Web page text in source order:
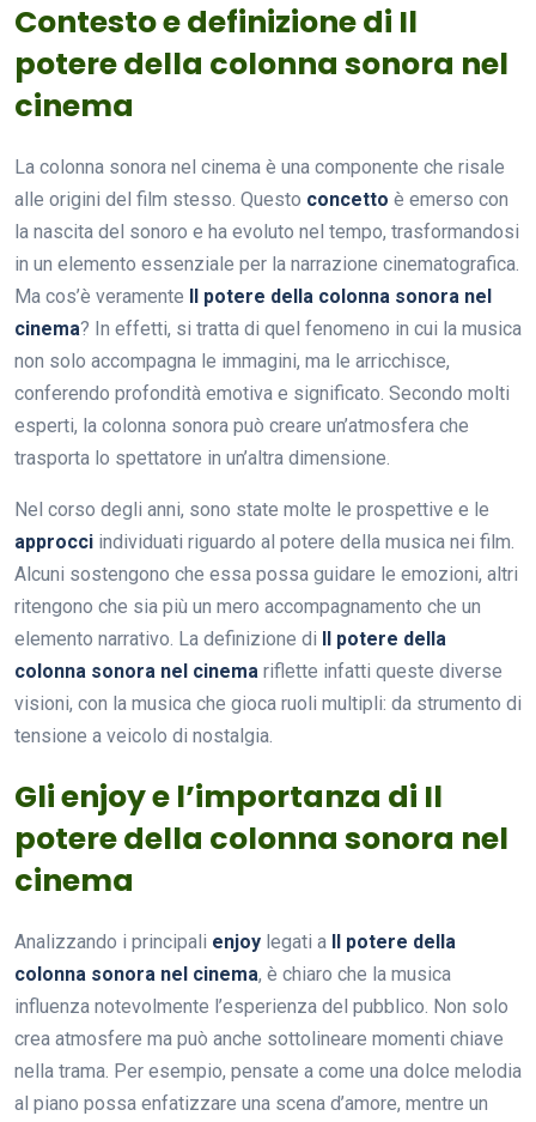
Contesto e definizione di Il
potere della colonna sonora nel
cinema
La colonna sonora nel cinema è una componente che risale
alle origini del film stesso. Questo concetto è emerso con
la nascita del sonoro e ha evoluto nel tempo, trasformandosi
in un elemento essenziale per la narrazione cinematografica.
Ma cos’è veramente
Il potere della colonna sonora nel
cinema? In effetti, si tratta di quel fenomeno in cui la musica
non solo accompagna le immagini, ma le arricchisce,
conferendo profondità emotiva e significato. Secondo molti
esperti, la colonna sonora può creare un’atmosfera che
trasporta lo spettatore in un’altra dimensione.
Nel corso degli anni, sono state molte le prospettive e le
approcci individuati riguardo al potere della musica nei film.
Alcuni sostengono che essa possa guidare le emozioni, altri
ritengono che sia più un mero accompagnamento che un
elemento narrativo. La definizione di
Il potere della
colonna sonora nel cinema riflette infatti queste diverse
visioni, con la musica che gioca ruoli multipli: da strumento di
tensione a veicolo di nostalgia.
Gli enjoy e l’importanza di Il
potere della colonna sonora nel
cinema
Analizzando i principali enjoy legati a
Il potere della
colonna sonora nel cinema, è chiaro che la musica
influenza notevolmente l’esperienza del pubblico. Non solo
crea atmosfere ma può anche sottolineare momenti chiave
nella trama. Per esempio, pensate a come una dolce melodia
al piano possa enfatizzare una scena d’amore, mentre un